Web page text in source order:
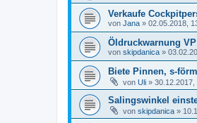
Verkaufe
von Jana » 02.05.2018,
Öldruckwarnung VP
von skipdanica »
Biete Pinnen, s-
von Uli » 30.12.2017,
Salingswinkel
von skipdanica »